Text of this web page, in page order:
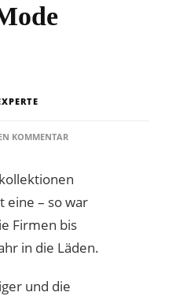
KOMMENTARZU
NACHHALTIGE
AUS?
eine – so war
Firmen bis
in die Läden.
und die